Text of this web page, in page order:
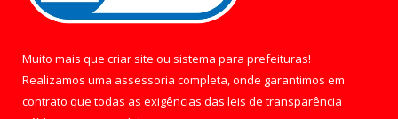
Muito mais que criar site ou sistema para prefeituras!
Realizamos uma assessoria completa, onde garantimos em
contrato que todas as exigências das leis de transparência